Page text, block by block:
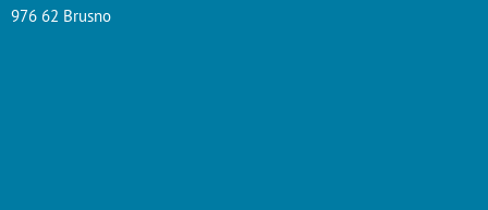
976 62 Brusno